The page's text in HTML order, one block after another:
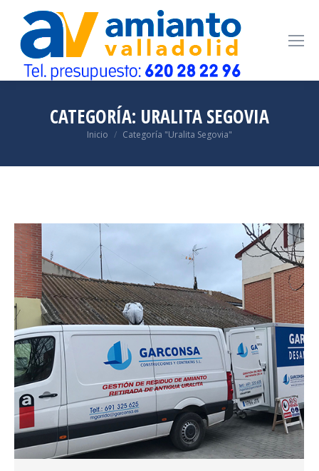
CATEGORÍA: URALITA SEGOVIA
Estás aquí:
Inicio Categoría "Uralita Segovia"